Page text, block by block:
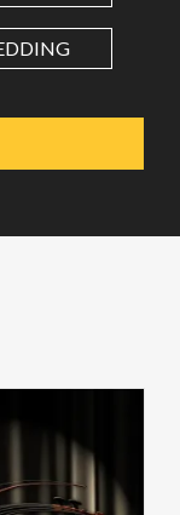
separator.